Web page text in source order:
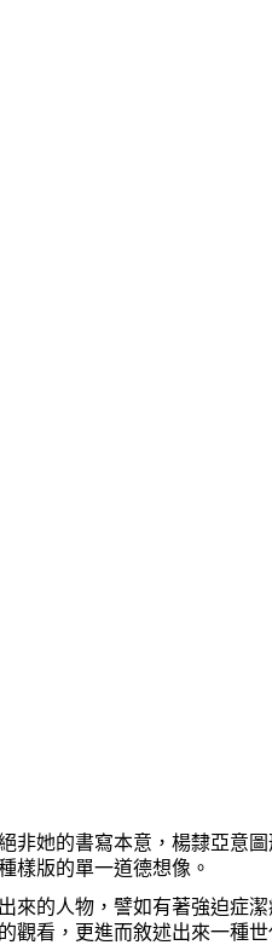
她的書寫本意，楊隸亞意
樣版的單一道德想像。
的人物，譬如有著強迫症潔
看，更進而敘述出來一種